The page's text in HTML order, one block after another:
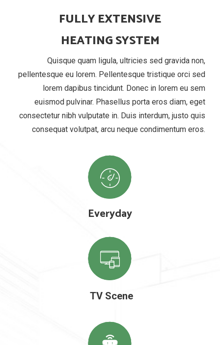
FULLY EXTENSIVE
HEATING SYSTEM
Quisque quam ligula, ultricies sed gravida non,
pellentesque eu lorem. Pellentesque tristique orci sed
lorem dapibus tincidunt. Donec in lorem eu sem
euismod pulvinar. Phasellus porta eros diam, eget
consectetur nibh vulputate in. Duis interdum, justo quis
consequat volutpat, arcu neque condimentum eros.
Everyday
TV Scene